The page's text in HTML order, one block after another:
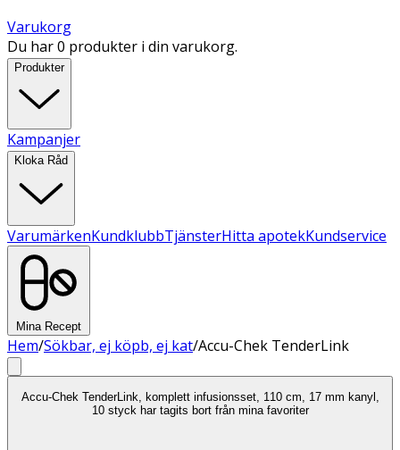
Varukorg
Du har 0 produkter i din varukorg.
Produkter
Kampanjer
Kloka Råd
VarumärkenKundklubbTjänsterHitta apotekKundservice
Mina Recept
Hem/Sökbar, ej köpb, ej kat/Accu-Chek TenderLink
Accu-Chek TenderLink, komplett infusionsset, 110 cm, 17 mm kanyl,
10 styck har tagits bort från mina favoriter